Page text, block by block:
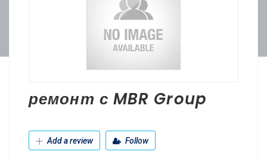
ремонт с MBR Group
Add a review Follow